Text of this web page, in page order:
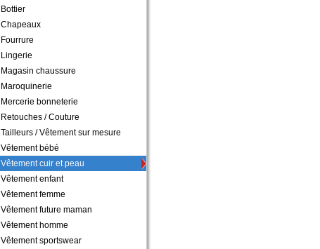
Bottier
Chapeaux
Fourrure
Lingerie
Magasin chaussure
Maroquinerie
Mercerie bonneterie
Retouches / Couture
Tailleurs / Vêtement sur mesure
Vêtement bébé
Vêtement cuir et peau
Vêtement enfant
Vêtement femme
Vêtement future maman
Vêtement homme
Vêtement sportswear